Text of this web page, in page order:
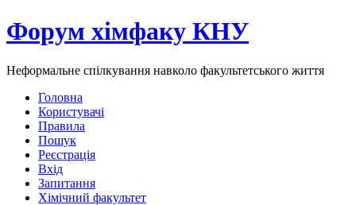
Форум хімфаку КНУ
Неформальне спілкування навколо факультетського життя
Головна
Користувачі
Правила
Пошук
Реєстрація
Вхід
Запитання
Хімічний факультет